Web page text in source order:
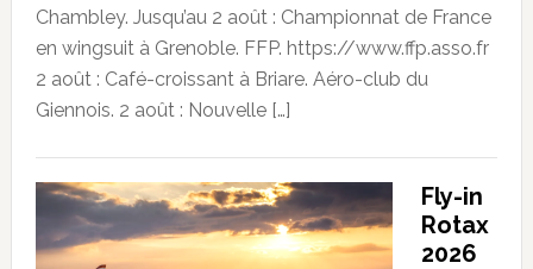
Chambley. Jusqu’au 2 août : Championnat de France
en wingsuit à Grenoble. FFP. https://www.ffp.asso.fr
2 août : Café-croissant à Briare. Aéro-club du
Giennois. 2 août : Nouvelle […]
Fly-in
Rotax
2026